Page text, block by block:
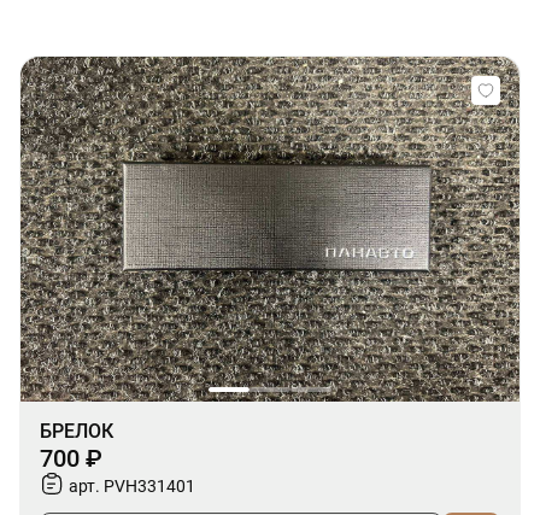
БРЕЛОК
700 ₽
арт. PVH331401